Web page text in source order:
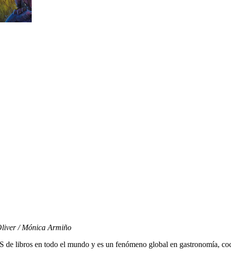
/ Mónica Armiño
libros en todo el mundo y es un fenómeno global en gastronomía,